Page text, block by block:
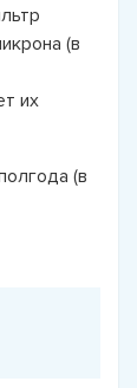
(в
их
(в